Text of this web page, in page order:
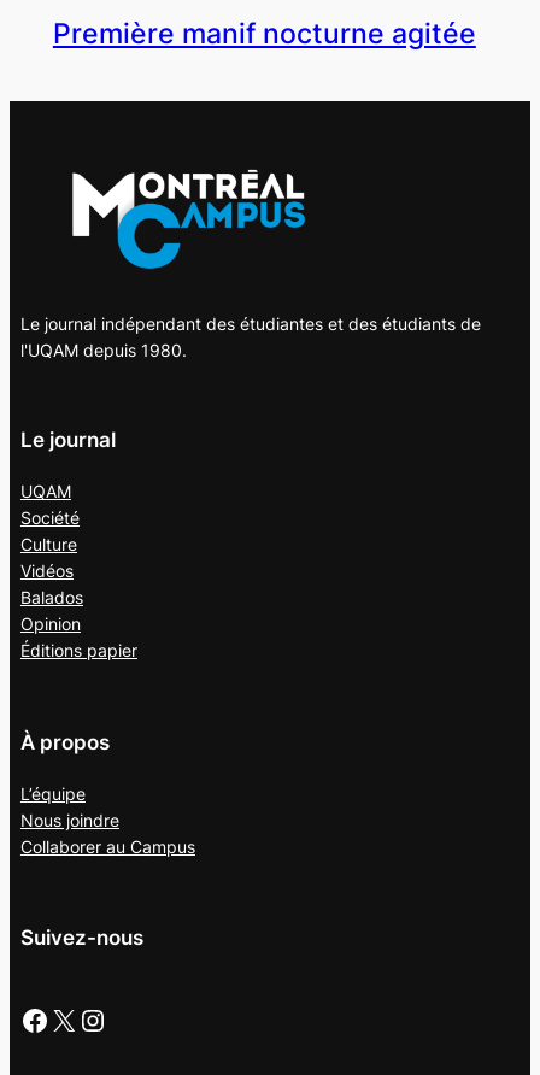
Première manif nocturne agitée
Le journal indépendant des étudiantes et des étudiants de
l'UQAM depuis 1980.
Le journal
UQAM
Société
Culture
Vidéos
Balados
Opinion
Éditions papier
À propos
L’équipe
Nous joindre
Collaborer au Campus
Suivez-nous
Facebook X Instagram